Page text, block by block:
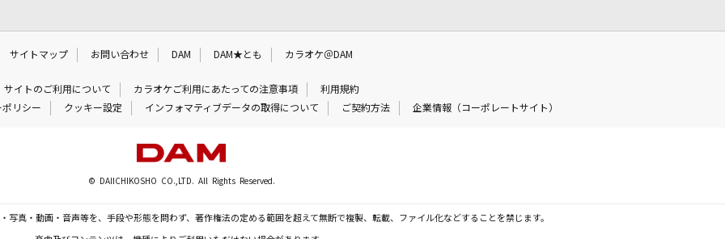
サイトマップ お問い合わせ DAM DAM★とも カラオケ＠DAM
サイトのご利用について カラオケご利用にあたっての注意事項
利用規約
リシー
クッキー設定 インフォマティブデータの取得について ご契約方法 企業情報（コーポレートサイト）
© DAIICHIKOSHO CO.,LTD. All Rights Reserved.
写真・動画・音声等を、手段や形態を問わず、著作権法の定める範囲を超えて無断で複製、転載、ファイル化などすることを禁じます。